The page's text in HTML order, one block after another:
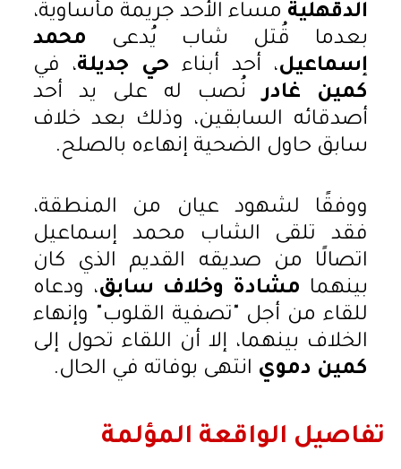
الدقهلية مساء الأحد جريمة مأساوية،
بعدما قُتل شاب يُدعى محمد
إسماعيل، أحد أبناء حي جديلة، في
كمين غادرنُصب له على يد أحد
أصدقائه السابقين، وذلك بعد خلاف
سابق حاول الضحية إنهاءه بالصلح.
ووفقًا لشهود عيان من المنطقة،
فقد تلقى الشاب محمد إسماعيل
اتصالًا من صديقه القديم الذي كان
بينهما مشادة وخلاف سابق، ودعاه
للقاء من أجل "تصفية القلوب" وإنهاء
الخلاف بينهما، إلا أن اللقاء تحول إلى
كمين دموي انتهى بوفاته في الحال.
تفاصيل الواقعة المؤلمة